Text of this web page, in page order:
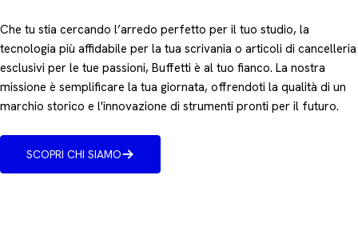
Che tu stia cercando l’arredo perfetto per il tuo studio, la
tecnologia più affidabile per la tua scrivania o articoli di cancelleria
esclusivi per le tue passioni, Buffetti è al tuo fianco. La nostra
missione è semplificare la tua giornata, offrendoti la qualità di un
marchio storico e l'innovazione di strumenti pronti per il futuro.
SCOPRI CHI SIAMO